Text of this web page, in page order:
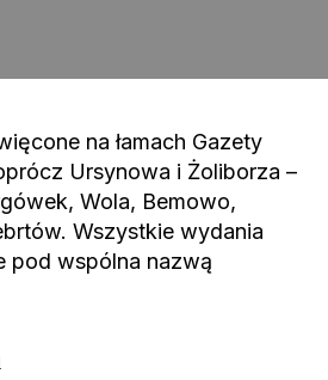
na łamach Gazety
Ursynowa i Żoliborza –
Wola, Bemowo,
Wszystkie wydania
pod wspólna nazwą